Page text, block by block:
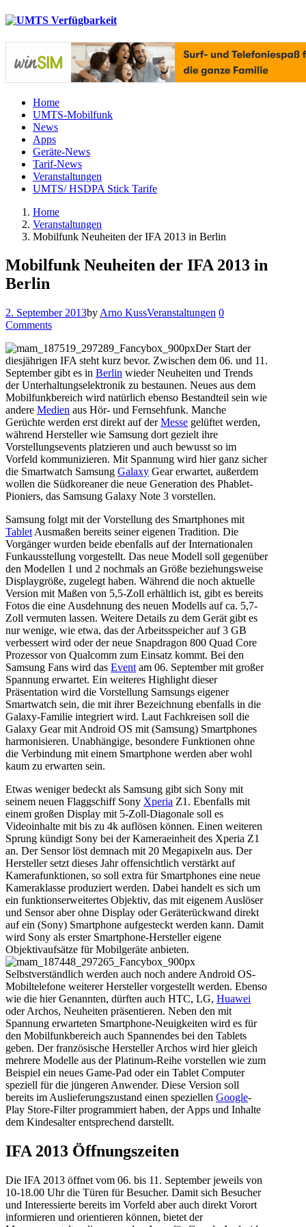
Home
UMTS-Mobilfunk
News
Apps
Geräte-News
Tarif-News
Veranstaltungen
UMTS/ HSDPA Stick Tarife
Home
Veranstaltungen
Mobilfunk Neuheiten der IFA 2013 in Berlin
Mobilfunk Neuheiten der IFA 2013 in
Berlin
2. September 2013by Arno KussVeranstaltungen 0
Comments
Der Start der
diesjährigen IFA steht kurz bevor. Zwischen dem 06. und 11.
September gibt es in Berlin wieder Neuheiten und Trends
der Unterhaltungselektronik zu bestaunen. Neues aus dem
Mobilfunkbereich wird natürlich ebenso Bestandteil sein wie
andere Medien aus Hör- und Fernsehfunk. Manche
Gerüchte werden erst direkt auf derMesse gelüftet werden,
während Hersteller wie Samsung dort gezielt ihre
Vorstellungsevents platzieren und auch bewusst so im
Vorfeld kommunizieren. Mit Spannung wird hier ganz sicher
die Smartwatch Samsung Galaxy Gear erwartet, außerdem
wollen die Südkoreaner die neue Generation des Phablet-
Pioniers, das Samsung Galaxy Note 3 vorstellen.
Samsung folgt mit der Vorstellung des Smartphones mit
Tablet Ausmaßen bereits seiner eigenen Tradition. Die
Vorgänger wurden beide ebenfalls auf der Internationalen
Funkausstellung vorgestellt. Das neue Modell soll gegenüber
den Modellen 1 und 2 nochmals an Größe beziehungsweise
Displaygröße, zugelegt haben. Während die noch aktuelle
Version mit Maßen von 5,5-Zoll erhältlich ist, gibt es bereits
Fotos die eine Ausdehnung des neuen Modells auf ca. 5,7-
Zoll vermuten lassen. Weitere Details zu dem Gerät gibt es
nur wenige, wie etwa, das der Arbeitsspeicher auf 3 GB
verbessert wird oder der neue Snapdragon 800 Quad Core
Prozessor von Qualcomm zum Einsatz kommt. Bei den
Samsung Fans wird das Event am 06. September mit großer
Spannung erwartet. Ein weiteres Highlight dieser
Präsentation wird die Vorstellung Samsungs eigener
Smartwatch sein, die mit ihrer Bezeichnung ebenfalls in die
Galaxy-Familie integriert wird. Laut Fachkreisen soll die
Galaxy Gear mit Android OS mit (Samsung) Smartphones
harmonisieren. Unabhängige, besondere Funktionen ohne
die Verbindung mit einem Smartphone werden aber wohl
kaum zu erwarten sein.
Etwas weniger bedeckt als Samsung gibt sich Sony mit
seinem neuen Flaggschiff Sony Xperia Z1. Ebenfalls mit
einem großen Display mit 5-Zoll-Diagonale soll es
Videoinhalte mit bis zu 4k auflösen können. Einen weiteren
Sprung kündigt Sony bei der Kameraeinheit des Xperia Z1
an. Der Sensor löst demnach mit 20 Megapixeln aus. Der
Hersteller setzt dieses Jahr offensichtlich verstärkt auf
Kamerafunktionen, so soll extra für Smartphones eine neue
Kameraklasse produziert werden. Dabei handelt es sich um
ein funktionserweitertes Objektiv, das mit eigenem Auslöser
und Sensor aber ohne Display oder Geräterückwand direkt
auf ein (Sony) Smartphone aufgesteckt werden kann. Damit
wird Sony als erster Smartphone-Hersteller eigene
Objektivaufsätze für Mobilgeräte anbieten.
Selbstverständlich werden auch noch andere Android OS-
Mobiltelefone weiterer Hersteller vorgestellt werden. Ebenso
wie die hier Genannten, dürften auch HTC, LG, Huawei
oder Archos, Neuheiten präsentieren. Neben den mit
Spannung erwarteten Smartphone-Neuigkeiten wird es für
den Mobilfunkbereich auch Spannendes bei den Tablets
geben. Der französische Hersteller Archos wird hier gleich
mehrere Modelle aus der Platinum-Reihe vorstellen wie zum
Beispiel ein neues Game-Pad oder ein Tablet Computer
speziell für die jüngeren Anwender. Diese Version soll
bereits im Auslieferungszustand einen speziellen Google-
Play Store-Filter programmiert haben, der Apps und Inhalte
dem Kindesalter entsprechend darstellt.
IFA 2013 Öffnungszeiten
Die IFA 2013 öffnet vom 06. bis 11. September jeweils von
10-18.00 Uhr die Türen für Besucher. Damit sich Besucher
und Interessierte bereits im Vorfeld aber auch direkt Vorort
informieren und orientieren können, bietet der